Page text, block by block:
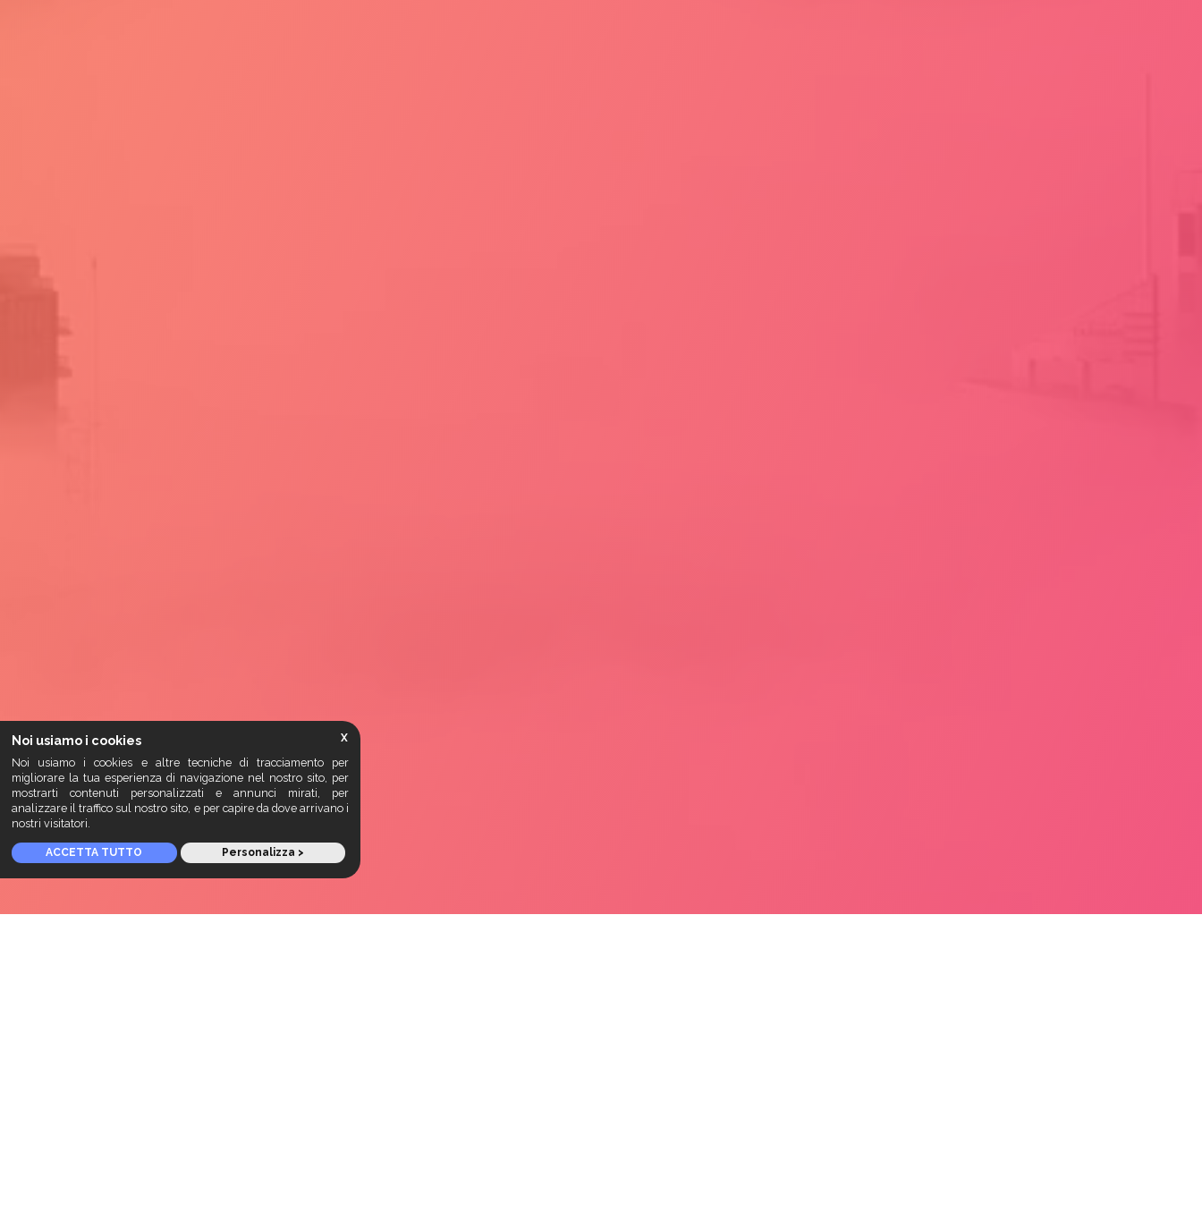
Noi usiamo i cookies
Noi usiamo i cookies e altre tecniche di tracciamento per
migliorare la tua esperienza di navigazione nel nostro sito, per
mostrarti contenuti personalizzati e annunci mirati, per
analizzare il traffico sul nostro sito, e per capire da dove arrivano i
nostri visitatori.
ACCETTA TUTTO
X
Personalizza >